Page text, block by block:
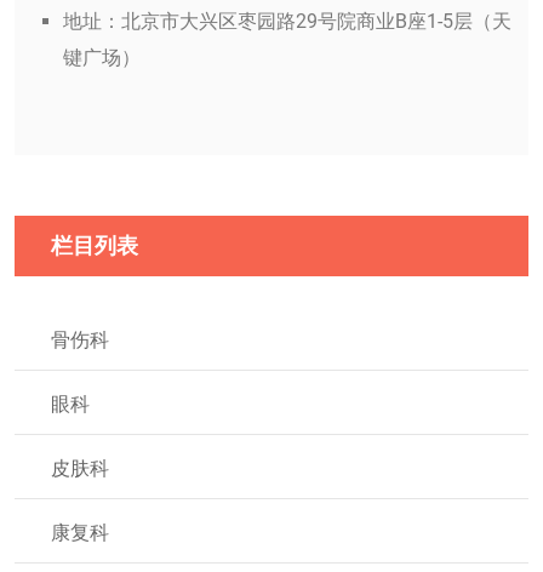
地址：北京市大兴区枣园路29号院商业B座1-5层（天
键广场）
栏目列表
骨伤科
眼科
皮肤科
康复科